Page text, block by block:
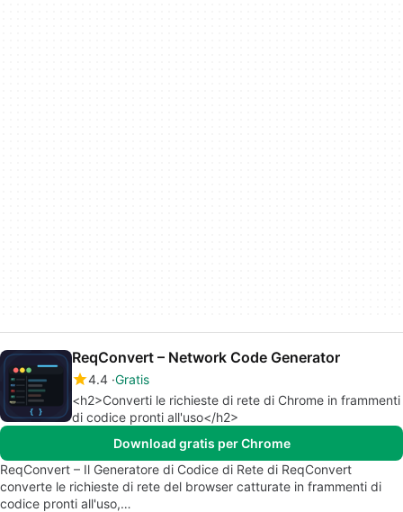
ReqConvert – Network Code Generator
4.4 Gratis
<h2>Converti le richieste di rete di Chrome in frammenti
di codice pronti all'uso</h2>
Download gratis per Chrome
ReqConvert – Il Generatore di Codice di Rete di ReqConvert
converte le richieste di rete del browser catturate in frammenti di
codice pronti all'uso,…